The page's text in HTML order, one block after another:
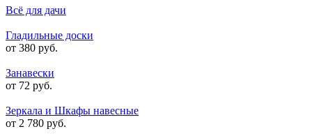
Всё для дачи
Гладильные доски
от 380 руб.
Занавески
от 72 руб.
Зеркала и Шкафы навесные
от 2 780 руб.